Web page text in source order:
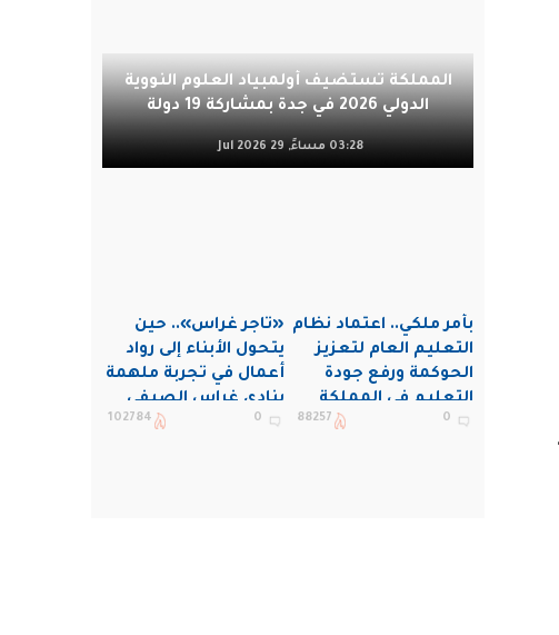
المملكة تستضيف أولمبياد العلوم النووية
الدولي 2026 في جدة بمشاركة 19 دولة
03:28 مساءً, 29 Jul 2026
بأمر ملكي.. اعتماد نظام
التعليم العام لتعزيز
الحوكمة ورفع جودة
التعليم في المملكة
0
88257
«تاجر غراس».. حين
يتحول الأبناء إلى رواد
أعمال في تجربة ملهمة
بنادي غراس الصيفي
بالجبيل
0
102784